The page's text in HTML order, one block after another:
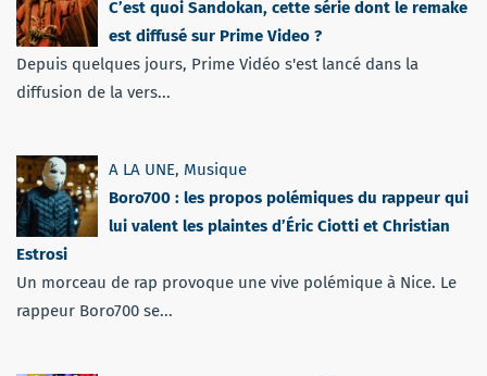
C’est quoi Sandokan, cette série dont le remake
est diffusé sur Prime Video ?
Depuis quelques jours, Prime Vidéo s'est lancé dans la
diffusion de la vers...
A LA UNE, Musique
Boro700 : les propos polémiques du rappeur qui
lui valent les plaintes d’Éric Ciotti et Christian
Estrosi
Un morceau de rap provoque une vive polémique à Nice. Le
rappeur Boro700 se...